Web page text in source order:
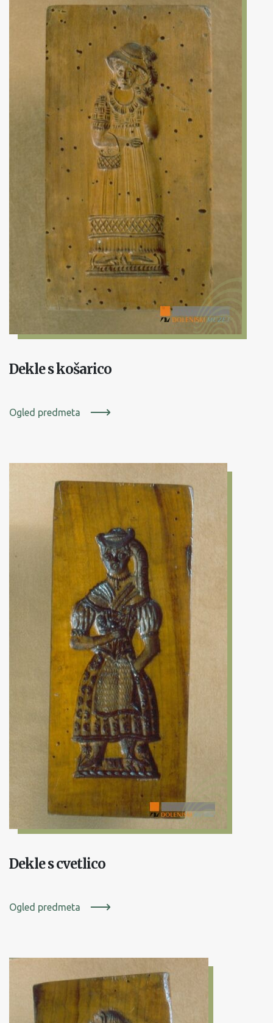
Dekle s košarico
Ogled predmeta
Dekle s cvetlico
Ogled predmeta